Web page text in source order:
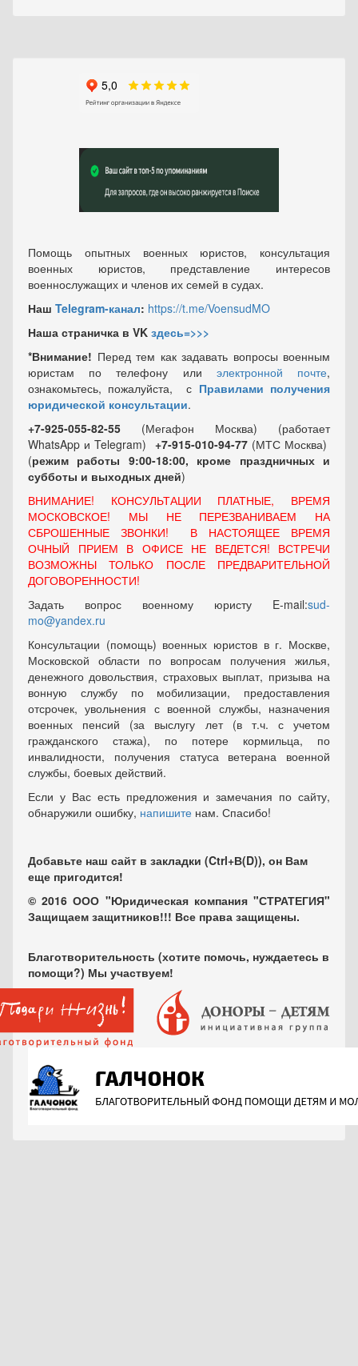
Помощь опытных военных юристов, консультация
военных юристов, представление интересов
военнослужащих и членов их семей в судах.
Наш Telegram-канал: https://t.me/VoensudMO
Наша страничка в VK здесь=>>>
*Внимание! Перед тем как задавать вопросы военным
юристам по телефону или электронной почте,
ознакомьтесь, пожалуйста, с Правилами получения
юридической консультации.
+7-925-055-82-55 (Мегафон Москва) (работает
WhatsApp и Telegram) +7-915-010-94-77 (МТС Москва)
(режим работы 9:00-18:00, кроме праздничных и
субботы и выходных дней)
ВНИМАНИЕ! КОНСУЛЬТАЦИИ ПЛАТНЫЕ, ВРЕМЯ
МОСКОВСКОЕ! МЫ НЕ ПЕРЕЗВАНИВАЕМ НА
СБРОШЕННЫЕ ЗВОНКИ! В НАСТОЯЩЕЕ ВРЕМЯ
ОЧНЫЙ ПРИЕМ В ОФИСЕ НЕ ВЕДЕТСЯ! ВСТРЕЧИ
ВОЗМОЖНЫ ТОЛЬКО ПОСЛЕ ПРЕДВАРИТЕЛЬНОЙ
ДОГОВОРЕННОСТИ!
Задать вопрос военному юристу E-mail:sud-
mo@yandex.ru
Консультации (помощь) военных юристов в г. Москве,
Московской области по вопросам получения жилья,
денежного довольствия, страховых выплат, призыва на
вонную службу по мобилизации, предоставления
отсрочек, увольнения с военной службы, назначения
военных пенсий (за выслугу лет (в т.ч. с учетом
гражданского стажа), по потере кормильца, по
инвалидности, получения статуса ветерана военной
службы, боевых действий.
Если у Вас есть предложения и замечания по сайту,
обнаружили ошибку, напишите нам. Спасибо!
Добавьте наш сайт в закладки (Ctrl+В(D)), он Вам
еще пригодится!
© 2016 ООО "Юридическая компания "СТРАТЕГИЯ"
Защищаем защитников!!! Все права защищены.
Благотворительность (хотите помочь, нуждаетесь в
помощи?) Мы участвуем!